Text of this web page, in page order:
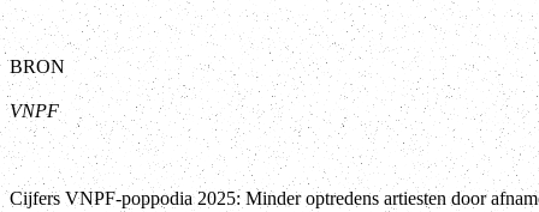
BRON
VNPF
Cijfers VNPF-poppodia 2025: Minder optredens artiesten door